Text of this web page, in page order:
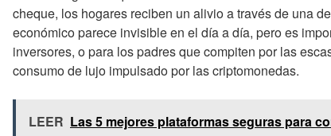
cheque, los hogares reciben un alivio a través de una
económico parece invisible en el día a día, pero es
inversores, o para los padres que compiten por las
consumo de lujo impulsado por las criptomonedas.
LEER Las 5 mejores plataformas seguras para